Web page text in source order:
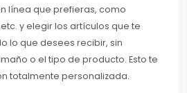
línea que prefieras, como
y elegir los artículos que te
lo que desees recibir, sin
o el tipo de producto. Esto te
totalmente personalizada.